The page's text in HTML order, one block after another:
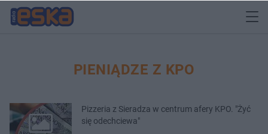
PIENIĄDZE Z KPO
Pizzeria z Sieradza w centrum afery KPO. "Żyć
się odechciewa"